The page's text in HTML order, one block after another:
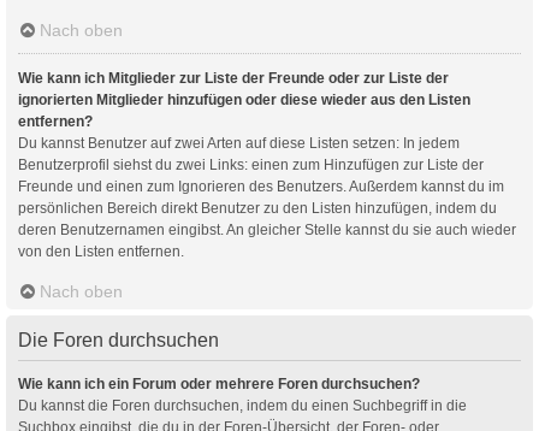
Nach oben
Wie kann ich Mitglieder zur Liste der Freunde oder zur Liste der
ignorierten Mitglieder hinzufügen oder diese wieder aus den Listen
entfernen?
Du kannst Benutzer auf zwei Arten auf diese Listen setzen: In jedem
Benutzerprofil siehst du zwei Links: einen zum Hinzufügen zur Liste der
Freunde und einen zum Ignorieren des Benutzers. Außerdem kannst du im
persönlichen Bereich direkt Benutzer zu den Listen hinzufügen, indem du
deren Benutzernamen eingibst. An gleicher Stelle kannst du sie auch wieder
von den Listen entfernen.
Nach oben
Die Foren durchsuchen
Wie kann ich ein Forum oder mehrere Foren durchsuchen?
Du kannst die Foren durchsuchen, indem du einen Suchbegriff in die
Suchbox eingibst, die du in der Foren-Übersicht, der Foren- oder